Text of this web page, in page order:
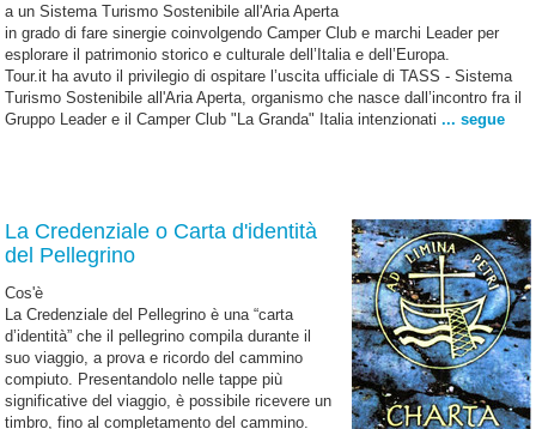
a un Sistema Turismo Sostenibile all'Aria Aperta
in grado di fare sinergie coinvolgendo Camper Club e marchi Leader per
esplorare il patrimonio storico e culturale dell’Italia e dell’Europa.
Tour.it ha avuto il privilegio di ospitare l’uscita ufficiale di TASS - Sistema
Turismo Sostenibile all'Aria Aperta, organismo che nasce dall’incontro fra il
Gruppo Leader e il Camper Club "La Granda" Italia intenzionati... segue
La Credenziale o Carta d'identità
del Pellegrino
Cos'è
La Credenziale del Pellegrino è una “carta
d’identità” che il pellegrino compila durante il
suo viaggio, a prova e ricordo del cammino
compiuto. Presentandolo nelle tappe più
significative del viaggio, è possibile ricevere un
timbro, fino al completamento del cammino.